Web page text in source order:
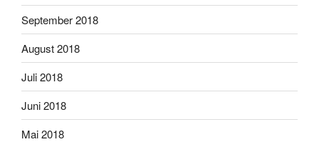
September 2018
August 2018
Juli 2018
Juni 2018
Mai 2018